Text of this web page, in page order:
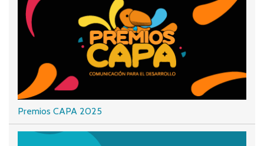
Premios CAPA 2025